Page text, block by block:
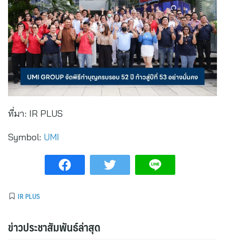
ที่มา: IR PLUS
Symbol: UMI
IR PLUS
ข่าวประชาสัมพันธ์ล่าสุด